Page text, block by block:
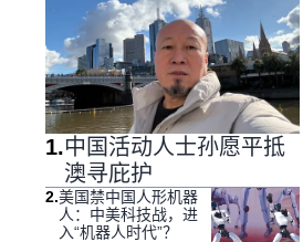
1.中国活动人士孙愿平抵
澳寻庇护
2.美国禁中国人形机器
人：中美科技战，进
入“机器人时代”？